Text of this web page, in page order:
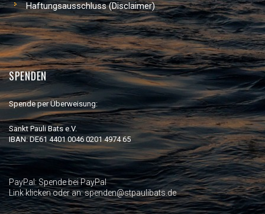
Haftungsausschluss (Disclaimer)
SPENDEN
Spende per Überweisung:
Sankt Pauli Bats e.V.
IBAN: DE61 4401 0046 0201 4974 65
PayPal: Spende bei PayPal
Link klicken oder an: spenden@stpaulibats.de